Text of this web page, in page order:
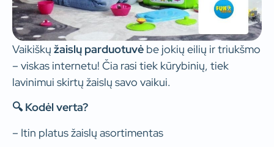
Vaikiškų žaislų parduotuvė be jokių eilių ir triukšmo
– viskas internetu! Čia rasi tiek kūrybinių, tiek
lavinimui skirtų žaislų savo vaikui.
🔍 Kodėl verta?
– Itin platus žaislų asortimentas